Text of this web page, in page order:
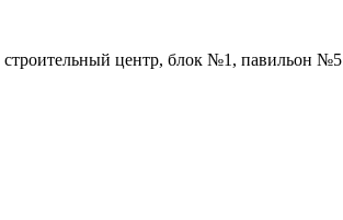
центр, блок №1, павильон №5